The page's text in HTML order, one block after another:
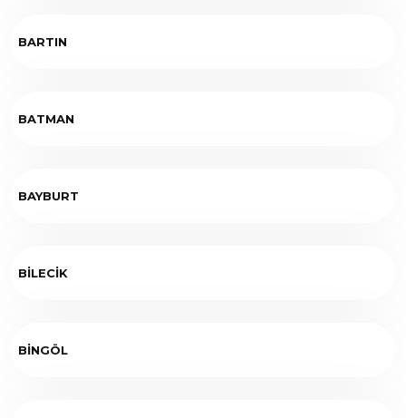
BARTIN
BATMAN
BAYBURT
BİLECİK
BİNGÖL